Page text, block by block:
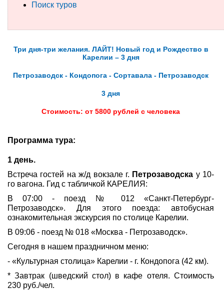
Туры на пароме
Авиабилеты
Туристическая страховка
Услуги
Отзывы
Поиск туров
Три дня-три желания. ЛАЙТ! Новый год и Рождество в
Карелии – 3 дня
Петрозаводск - Кондопога - Сортавала - Петрозаводск
3 дня
Стоимость: от 5800 рублей с человека
Программа тура:
1 день.
Встреча гостей на ж/д вокзале г. Петрозаводска у 10-
го вагона. Гид с табличкой КАРЕЛИЯ:
В 07:00 - поезд № 012 «Санкт-Петербург-
Петрозаводск». Для этого поезда: автобусная
ознакомительная экскурсия по столице Карелии.
В 09:06 - поезд № 018 «Москва - Петрозаводск».
Сегодня в нашем праздничном меню:
- «Культурная столица» Карелии - г. Кондопога (42 км).
* Завтрак (шведский стол) в кафе отеля. Стоимость
230 руб./чел.